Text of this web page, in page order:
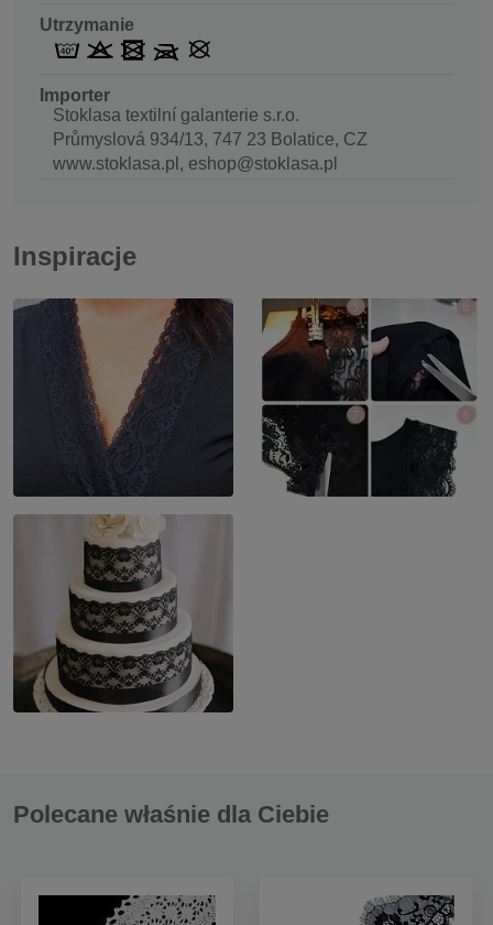
Utrzymanie
Importer
Stoklasa textilní galanterie s.r.o.
Průmyslová 934/13, 747 23 Bolatice, CZ
www.stoklasa.pl, eshop@stoklasa.pl
Inspiracje
Polecane właśnie dla Ciebie